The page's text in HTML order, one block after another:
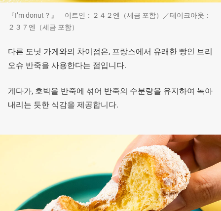
『I’m donut？』 이트인：２４２엔（세금 포함）／테이크아웃：
２３７엔（세금 포함）
다른 도넛 가게와의 차이점은, 프랑스에서 유래한 빵인 브리
오슈 반죽을 사용한다는 점입니다.
게다가, 호박을 반죽에 섞어 반죽의 수분량을 유지하여 녹아
내리는 듯한 식감을 제공합니다.